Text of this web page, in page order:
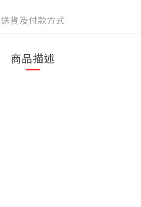
送貨及付款方式
商品描述